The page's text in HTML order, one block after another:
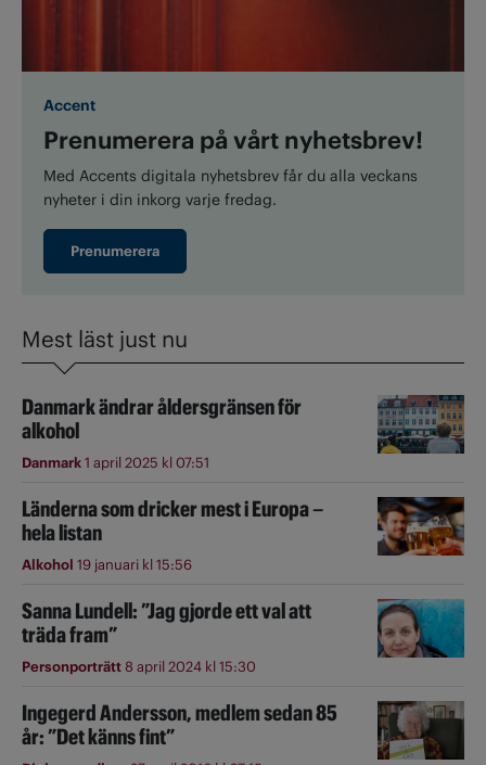
Accent
Prenumerera på vårt nyhetsbrev!
Med Accents digitala nyhetsbrev får du alla veckans
nyheter i din inkorg varje fredag.
Prenumerera
Mest läst just nu
Danmark ändrar åldersgränsen för
alkohol
Danmark1 april 2025 kl 07:51
Länderna som dricker mest i Europa –
hela listan
Alkohol 19 januari kl 15:56
Sanna Lundell: ”Jag gjorde ett val att
träda fram”
Personporträtt8 april 2024 kl 15:30
Ingegerd Andersson, medlem sedan 85
år: ”Det känns fint”